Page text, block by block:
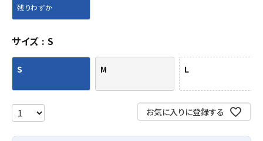
残りわずか
サイズ S
S M L
お気に入りに登録する